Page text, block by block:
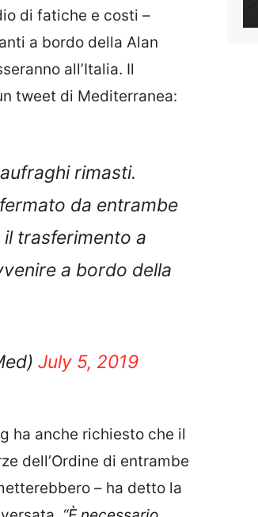
di fatiche e costi –
a bordo della Alan
all’Italia. Il
tweet di Mediterranea:
rimasti.
da entrambe
trasferimento a
a bordo della
July 5, 2019
ha anche richiesto che il
dell’Ordine di entrambe
– ha detto la
“È necessario